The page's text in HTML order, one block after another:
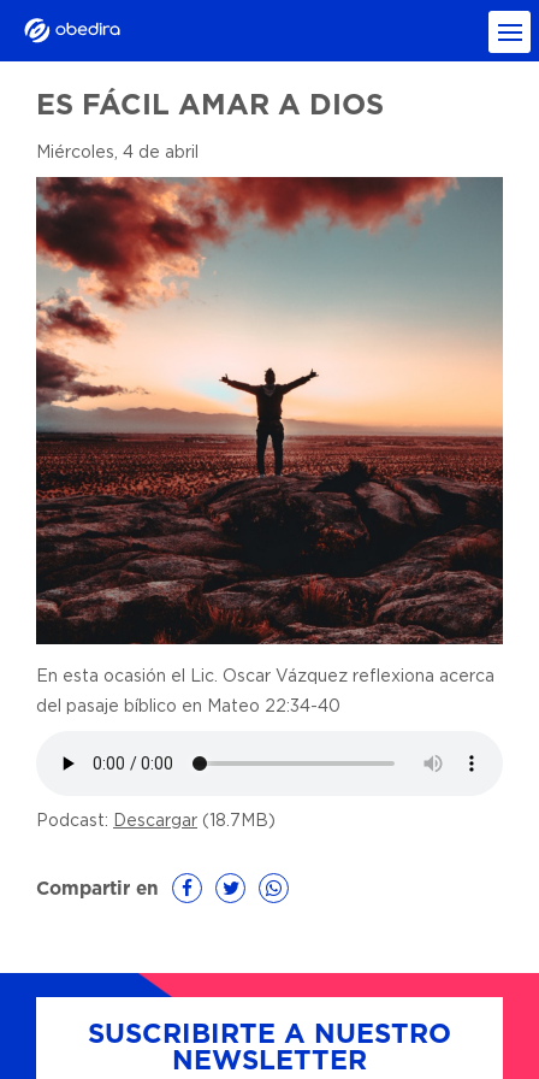
ES FÁCIL AMAR A DIOS
Miércoles, 4 de abril
En esta ocasión el Lic. Oscar Vázquez reflexiona acerca
del pasaje bíblico en Mateo 22:34-40
Podcast: Descargar (18.7MB)
Compartir en
SUSCRIBIRTE A NUESTRO
NEWSLETTER